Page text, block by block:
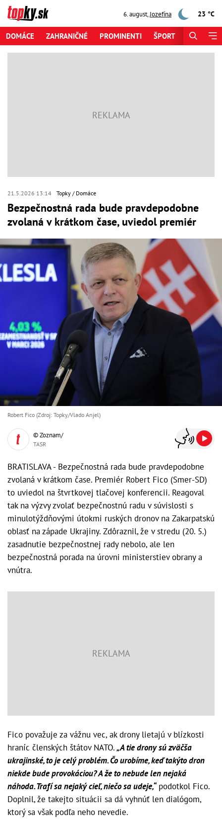
6. august,Jozefína 23 °C
DOMÁCE ZAHRANIČNÉ PROMINENTI ŠPORT
21.5.2026 13:14 Topky Domáce
Bezpečnostná rada bude pravdepodobne
zvolaná v krátkom čase, uviedol premiér
Robert Fico (Zdroj: Topky/Vlado Anjel)
© Zoznam/
TASR
BRATISLAVA - Bezpečnostná rada bude pravdepodobne
zvolaná v krátkom čase. Premiér Robert Fico (Smer-SD)
to uviedol na štvrtkovej tlačovej konferencii. Reagoval
tak na výzvy zvolať bezpečnostnú radu v súvislosti s
minulotýždňovými útokmi ruských dronov na Zakarpatskú
oblasť na západe Ukrajiny. Zdôraznil, že v stredu (20. 5.)
zasadnutie bezpečnostnej rady nebolo, ale len
bezpečnostná porada na úrovni ministerstiev obrany a
vnútra.
Fico považuje za vážnu vec, ak drony lietajú v blízkosti
hraníc členských štátov NATO.„A tie drony sú zväčša
ukrajinské, to je celý problém. Čo urobíme, keď takýto dron
niekde bude provokáciou? A že to nebude len nejaká
náhoda. Trafí sa nejaký cieľ, niečo sa udeje,“podotkol Fico.
Doplnil, že takejto situácii sa dá vyhnúť len dialógom,
ktorý sa však podľa neho nevedie.